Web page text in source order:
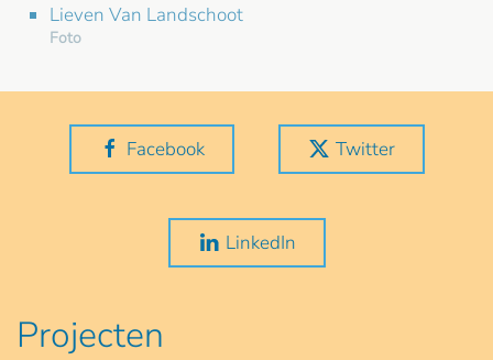
Lieven Van Landschoot
Foto
Facebook Twitter
LinkedIn
Projecten